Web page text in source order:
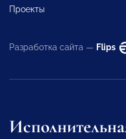
Проекты
Разработка сайта — Flips